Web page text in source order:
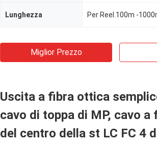
Lunghezza Per Reel.100m -
Miglior Prezzo
Uscita a fibra ottica
cavo di toppa di MP, cavo
del centro della st LC FC 4